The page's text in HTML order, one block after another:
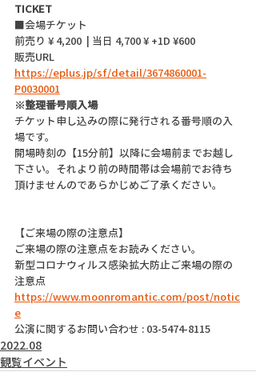
TICKET
■会場チケット
前売り ¥ 4,200  | 当日 4,700 ¥ +1D ¥600
販売URL
https://eplus.jp/sf/detail/3674860001-
P0030001
※整理番号順入場
チケット申し込みの際に発行される番号順の入
場です。
開場時刻の【15分前】以降に会場前までお越し
下さい。それより前の時間帯は会場前でお待ち
頂けませんのであらかじめご了承ください。
【ご来場の際の注意点】
ご来場の際の注意点をお読みください。
新型コロナウィルス感染拡大防止ご来場の際の
注意点
https://www.moonromantic.com/post/notic
e
公演に関するお問い合わせ : 03-5474-8115
2022.08
観覧イベント